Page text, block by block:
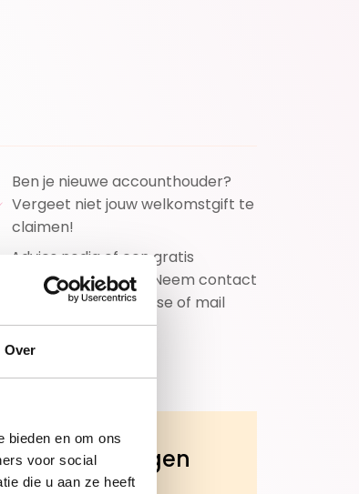
Over
bieden en om ons
voor social
die u aan ze heeft
Ben je nieuwe accounthouder?
Vergeet niet jouw welkomstgift te
claimen!
Advies nodig of een gratis
workshop boeken? Neem contact
op met jouw adviseuse of mail
ons!
vragen